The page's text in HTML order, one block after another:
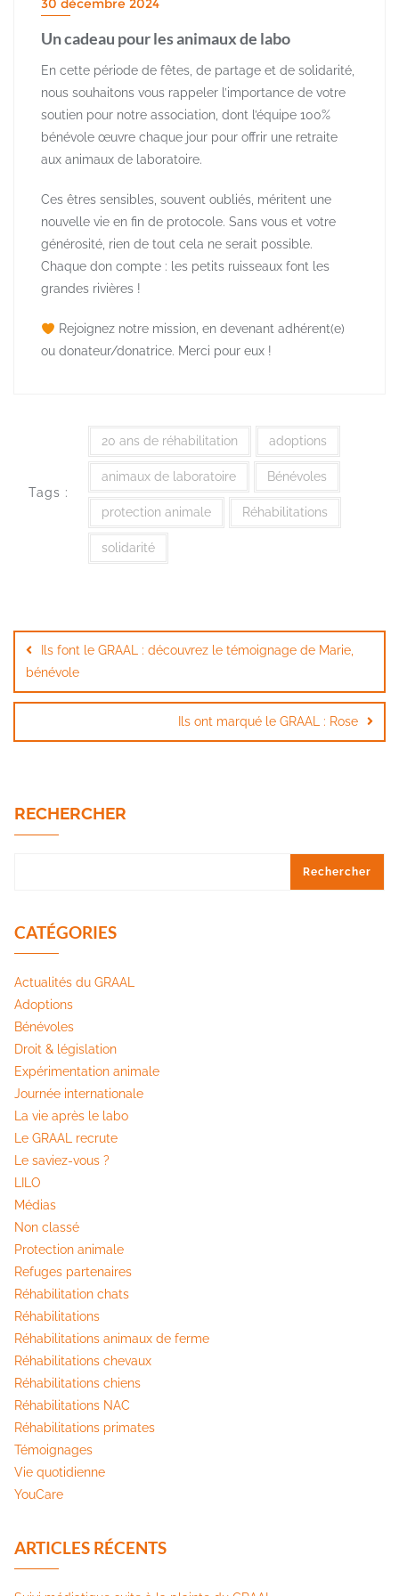
30 décembre 2024
Un cadeau pour les animaux de labo
En cette période de fêtes, de partage et de solidarité,
nous souhaitons vous rappeler l’importance de votre
soutien pour notre association, dont l’équipe 100%
bénévole œuvre chaque jour pour offrir une retraite
aux animaux de laboratoire.
Ces êtres sensibles, souvent oubliés, méritent une
nouvelle vie en fin de protocole. Sans vous et votre
générosité, rien de tout cela ne serait possible.
Chaque don compte : les petits ruisseaux font les
grandes rivières !
Rejoignez notre mission, en devenant adhérent(e)
ou donateur/donatrice. Merci pour eux !
Tags :
20 ans de réhabilitation adoptions
animaux de laboratoire Bénévoles
protection animale Réhabilitations
solidarité
de
l’article
Ils font le GRAAL : découvrez le témoignage de Marie,
bénévole
Ils ont marqué le GRAAL : Rose
RECHERCHER
Rechercher
CATÉGORIES
Actualités du GRAAL
Adoptions
Bénévoles
Droit & législation
Expérimentation animale
Journée internationale
La vie après le labo
Le GRAAL recrute
Le saviez-vous ?
LILO
Médias
Non classé
Protection animale
Refuges partenaires
Réhabilitation chats
Réhabilitations
Réhabilitations animaux de ferme
Réhabilitations chevaux
Réhabilitations chiens
Réhabilitations NAC
Réhabilitations primates
Témoignages
Vie quotidienne
YouCare
ARTICLES RÉCENTS